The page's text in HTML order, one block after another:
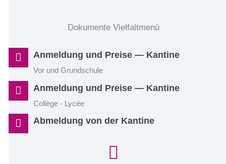
Dokumente Vielfaltmenü
Anmeldung und Preise — Kantine
Vor und Grundschule
Anmeldung und Preise — Kantine
Collège - Lycée
Abmeldung von der Kantine